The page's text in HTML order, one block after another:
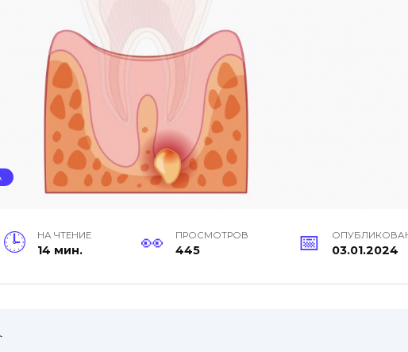
НА ЧТЕНИЕ
14 мин.
ПРОСМОТРОВ
445 03.01.2024